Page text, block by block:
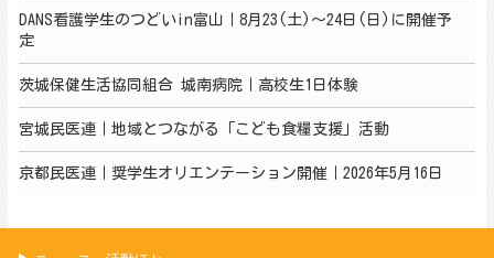
DANS看護学生のつどいin富山｜8月23(土)～24日(日)に開催予
定
茨城保健生活協同組合 城南病院｜高校生1日体験
宮城民医連｜地域とつながる「こども食糧支援」活動
京都民医連｜奨学生オリエンテーション開催｜2026年5月16日